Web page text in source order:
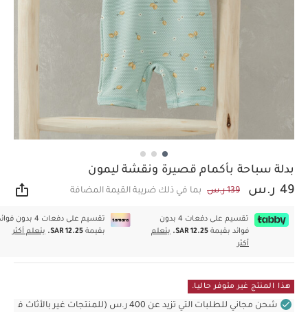
بدلة سباحة بأكمام قصيرة ونقشة ليمون
49 ر.س 139 ر.س بما في ذلك ضريبة القيمة المضافة
تقسيم على دفعات 4 بدون
فوائد بقيمة SAR 12.25.
يتعلم
أكثر
تقسيم على دفعات 4 بدون
بقيمةSAR 12.25. يتعلم أكثر
هذا المنتج غير متوفر حاليا.
شحن مجاني للطلبات التي تزيد عن 400 ر.س (للمنتجات غير بالأثاث ف